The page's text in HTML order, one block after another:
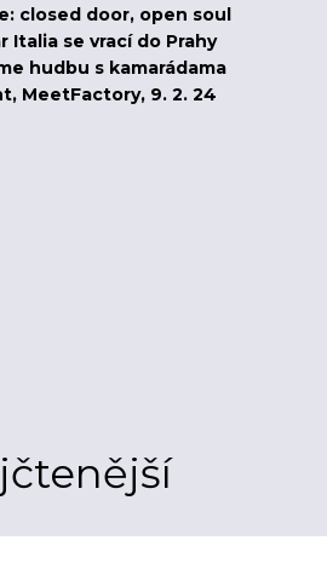
closed door, open soul
Italia se vrací do Prahy
hudbu s kamarádama
MeetFactory, 9. 2. 24